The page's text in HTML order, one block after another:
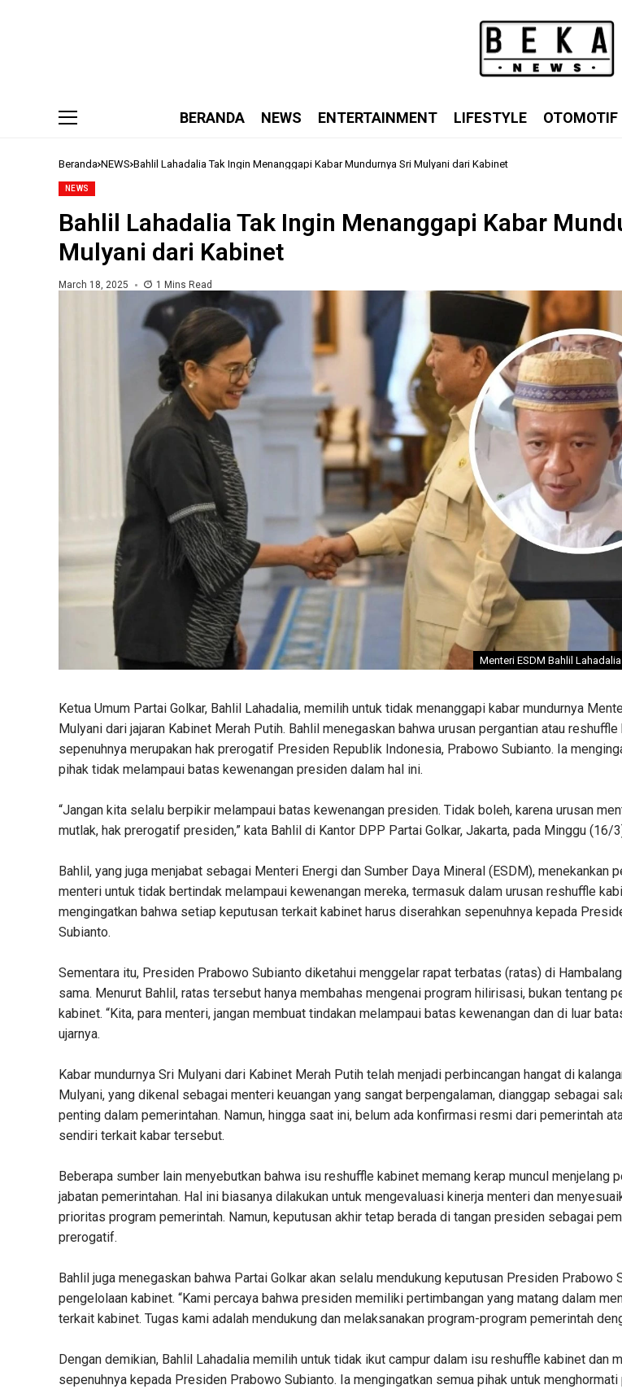
BERANDA NEWS ENTERTAINMENT LIFESTYLE OTOMOTIF
Beranda NEWS Bahlil Lahadalia Tak Ingin Menanggapi Kabar Mundurnya Sri Mulyani dari Kabinet
NEWS
Bahlil Lahadalia Tak Ingin Menanggapi Kabar
Mulyani dari Kabinet
March 18, 2025 1 Mins Read
Menteri ESDM Bahlil
Ketua Umum Partai Golkar, Bahlil Lahadalia, memilih untuk tidak menanggapi kabar mundurnya
Mulyani dari jajaran Kabinet Merah Putih. Bahlil menegaskan bahwa urusan pergantian atau
sepenuhnya merupakan hak prerogatif Presiden Republik Indonesia, Prabowo Subianto. Ia
pihak tidak melampaui batas kewenangan presiden dalam hal ini.
“Jangan kita selalu berpikir melampaui batas kewenangan presiden. Tidak boleh, karena urusan
mutlak, hak prerogatif presiden,” kata Bahlil di Kantor DPP Partai Golkar, Jakarta, pada Minggu (16/
Bahlil, yang juga menjabat sebagai Menteri Energi dan Sumber Daya Mineral (ESDM), menekankan
menteri untuk tidak bertindak melampaui kewenangan mereka, termasuk dalam urusan reshuffle
mengingatkan bahwa setiap keputusan terkait kabinet harus diserahkan sepenuhnya kepada
Subianto.
Sementara itu, Presiden Prabowo Subianto diketahui menggelar rapat terbatas (ratas) di
sama. Menurut Bahlil, ratas tersebut hanya membahas mengenai program hilirisasi, bukan tentang
kabinet. “Kita, para menteri, jangan membuat tindakan melampaui batas kewenangan dan di luar
ujarnya.
Kabar mundurnya Sri Mulyani dari Kabinet Merah Putih telah menjadi perbincangan hangat di
Mulyani, yang dikenal sebagai menteri keuangan yang sangat berpengalaman, dianggap sebagai
penting dalam pemerintahan. Namun, hingga saat ini, belum ada konfirmasi resmi dari pemerintah
sendiri terkait kabar tersebut.
Beberapa sumber lain menyebutkan bahwa isu reshuffle kabinet memang kerap muncul menjelang
jabatan pemerintahan. Hal ini biasanya dilakukan untuk mengevaluasi kinerja menteri dan
prioritas program pemerintah. Namun, keputusan akhir tetap berada di tangan presiden sebagai
prerogatif.
Bahlil juga menegaskan bahwa Partai Golkar akan selalu mendukung keputusan Presiden Prabowo
pengelolaan kabinet. “Kami percaya bahwa presiden memiliki pertimbangan yang matang dalam
terkait kabinet. Tugas kami adalah mendukung dan melaksanakan program-program pemerintah
Dengan demikian, Bahlil Lahadalia memilih untuk tidak ikut campur dalam isu reshuffle kabinet dan
sepenuhnya kepada Presiden Prabowo Subianto. Ia mengingatkan semua pihak untuk